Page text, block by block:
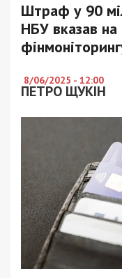
Штраф у 90
НБУ вказав на
8/06/2025 - 12:00
ПЕТРО ЩУКІН